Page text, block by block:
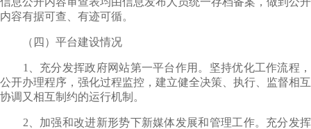
内容有据可查、有迹可循。
（四）平台建设情况
1、充分发挥政府网站第一平台作用。坚持优化工作流程，
公开办理程序，强化过程监控，建立健全决策、执行、监督相互
协调又相互制约的运行机制。
2、加强和改进新形势下新媒体发展和管理工作。充分发挥